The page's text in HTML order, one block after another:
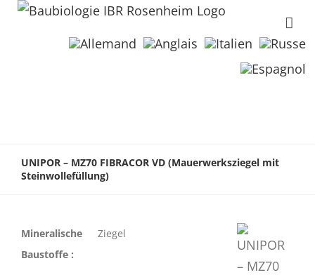
UNIPOR – MZ70 FIBRACOR VD (Mauerwerksziegel mit
Steinwollefüllung)
Mineralische
Baustoffe :
Ziegel